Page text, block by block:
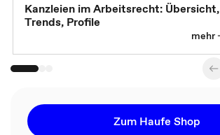
Kanzleien im Arbeitsrecht: Übersicht,
Trends, Profile
mehr
Zum Haufe Shop